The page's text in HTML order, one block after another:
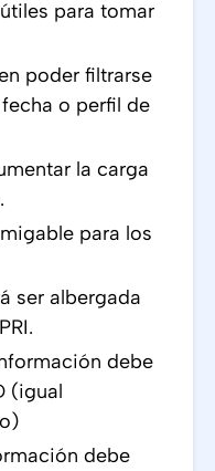
para tomar
poder filtrarse
o perfil de
la carga
para los
ser albergada
debe
(igual
debe